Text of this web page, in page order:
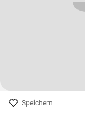
Speichern